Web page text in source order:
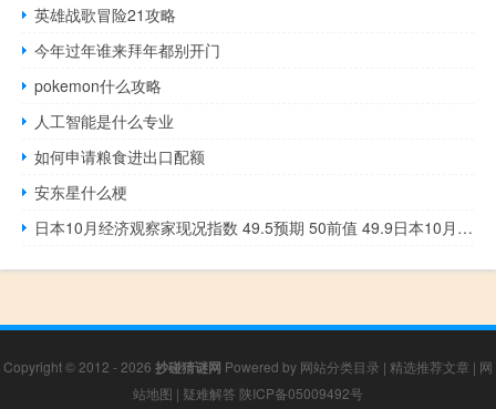
英雄战歌冒险21攻略
今年过年谁来拜年都别开门
pokemon什么攻略
人工智能是什么专业
如何申请粮食进出口配额
安东星什么梗
日本10月经济观察家现况指数 49.5预期 50前值 49.9日本10月经济观察家前景指数 48.4预期 49.5前值 49.5
Copyright © 2012 - 2026 抄碰猜谜网 Powered by 网站分类目录 | 精选推荐文章 | 网
站地图 | 疑难解答 陕ICP备05009492号